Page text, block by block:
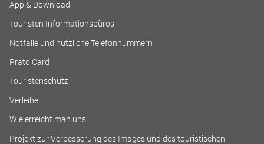
App & Download
Touristen Informationsbüros
Notfälle und nützliche Telefonnummern
Prato Card
Touristenschutz
Verleihe
Wie erreicht man uns
Projekt zur Verbesserung des Images und des touristischen